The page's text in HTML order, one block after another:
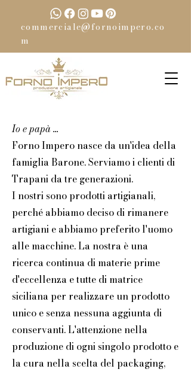
commerciale@fornoimpero.co
m
Io e papà ...
Forno Impero nasce da un'idea della
famiglia Barone. Serviamo i clienti di
Trapani da tre generazioni.
I nostri sono prodotti artigianali,
perché abbiamo deciso di rimanere
artigiani e abbiamo preferito l'uomo
alle macchine. La nostra è una
ricerca continua di materie prime
d'eccellenza e tutte di matrice
siciliana per realizzare un prodotto
unico e senza nessuna aggiunta di
conservanti. L'attenzione nella
produzione di ogni singolo prodotto e
la cura nella scelta del packaging,